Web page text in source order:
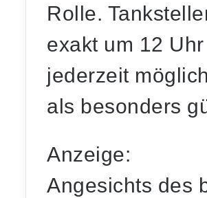
Rolle.
exakt um 12
jederzeit
als besonders
Anzeige:
Angesichts des